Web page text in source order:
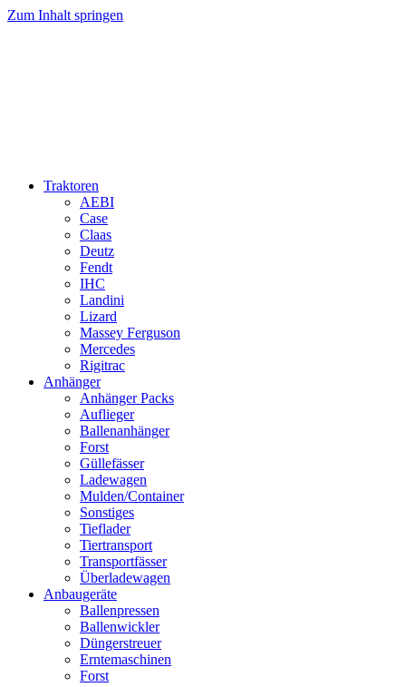
Zum Inhalt springen
Traktoren
AEBI
Case
Claas
Deutz
Fendt
IHC
Landini
Lizard
Massey Ferguson
Mercedes
Rigitrac
Anhänger
Anhänger Packs
Auflieger
Ballenanhänger
Forst
Güllefässer
Ladewagen
Mulden/Container
Sonstiges
Tieflader
Tiertransport
Transportfässer
Überladewagen
Anbaugeräte
Ballenpressen
Ballenwickler
Düngerstreuer
Erntemaschinen
Forst